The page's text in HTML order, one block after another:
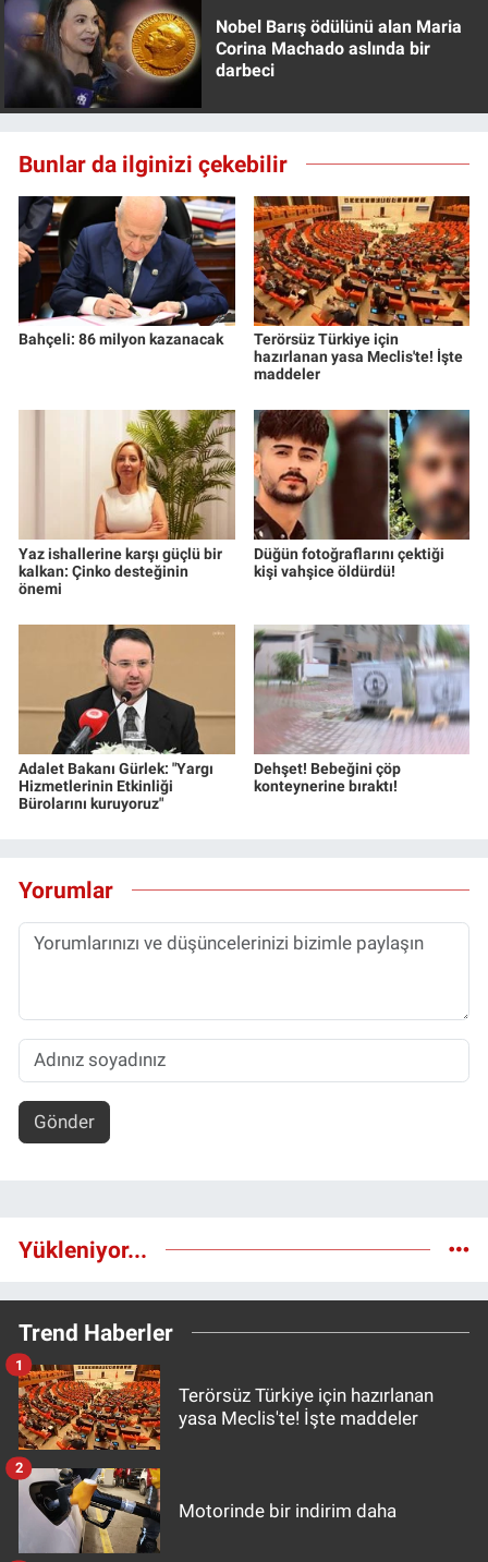
Nobel Barış ödülünü alan Maria
Corina Machado aslında bir
darbeci
Bunlar da ilginizi çekebilir
Bahçeli: 86 milyon kazanacak
Terörsüz Türkiye için
hazırlanan yasa Meclis'te! İşte
maddeler
Yaz ishallerine karşı güçlü bir
kalkan: Çinko desteğinin
önemi
Düğün fotoğraflarını çektiği
kişi vahşice öldürdü!
Adalet Bakanı Gürlek: "Yargı
Hizmetlerinin Etkinliği
Bürolarını kuruyoruz"
Dehşet! Bebeğini çöp
konteynerine bıraktı!
Yorumlar
Gönder
Yükleniyor...
Trend Haberler
Terörsüz Türkiye için hazırlanan
yasa Meclis'te! İşte maddeler
1
Motorinde bir indirim daha
2